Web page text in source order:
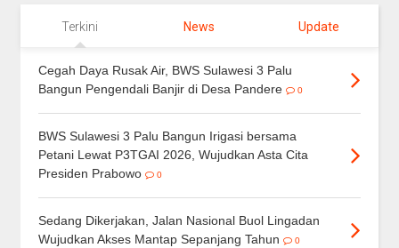
Terkini News Update
Cegah Daya Rusak Air, BWS Sulawesi 3 Palu
Bangun Pengendali Banjir di Desa Pandere
0
BWS Sulawesi 3 Palu Bangun Irigasi bersama
Petani Lewat P3TGAI 2026, Wujudkan Asta Cita
Presiden Prabowo
0
Sedang Dikerjakan, Jalan Nasional Buol Lingadan
Wujudkan Akses Mantap Sepanjang Tahun
0